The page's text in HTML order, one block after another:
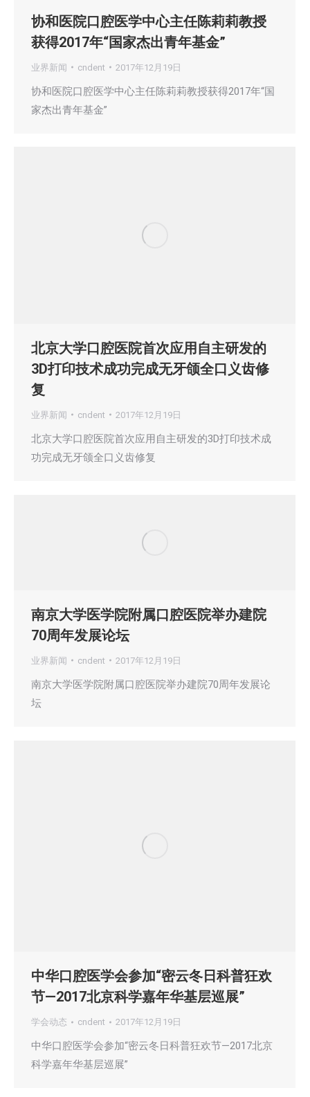
协和医院口腔医学中心主任陈莉莉教授
获得2017年“国家杰出青年基金”
业界新闻 cndent 2017年12月19日
协和医院口腔医学中心主任陈莉莉教授获得2017年“国
家杰出青年基金”
北京大学口腔医院首次应用自主研发的
3D打印技术成功完成无牙颌全口义齿修
复
业界新闻 cndent 2017年12月19日
北京大学口腔医院首次应用自主研发的3D打印技术成
功完成无牙颌全口义齿修复
南京大学医学院附属口腔医院举办建院
70周年发展论坛
业界新闻 cndent 2017年12月19日
南京大学医学院附属口腔医院举办建院70周年发展论
坛
中华口腔医学会参加“密云冬日科普狂欢
节—2017北京科学嘉年华基层巡展”
学会动态 cndent 2017年12月19日
中华口腔医学会参加“密云冬日科普狂欢节—2017北京
科学嘉年华基层巡展”